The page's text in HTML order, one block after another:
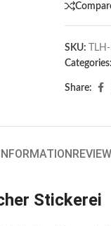
SKU:
Categories:
Share:
Stickerei